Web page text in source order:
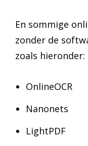
En sommige
zonder de
zoals hieronder:
OnlineOCR
Nanonets
LightPDF